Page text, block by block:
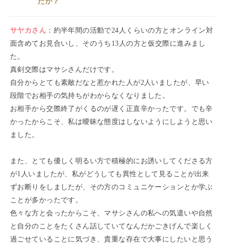
サヤカ さん ： 約半年間の活動で24人くらいの方とオンライン対
面含めてお見合いし、そのうち13人の方と仮交際に進みまし
た。
真剣交際はマサシさんだけです。
自分からとても素敵だなと惹かれた人が2人いましたが、早い
段階でお相手の気持ちがわからなくなりました。
お相手から交際終了がくるのが遅く正直辛かったです。でも辛
かったからこそ、私は曖昧な態度はしないようにしようと思い
ました。
また、とても優しく明るい方で積極的にお誘いしてくださる方
が1人いましたが、私がどうしても異性として見ることが出来
ずお断りをしましたが、その方のコミュニケーションとか学ぶ
ことが多かったです。
色々な方と会ったからこそ、マサシさんの私への気遣いや自然
と自分のことをたくさん話していてなんだかごきげんで楽しく
過ごせていることに気づき、貴重な存在で大事にしたいと思う